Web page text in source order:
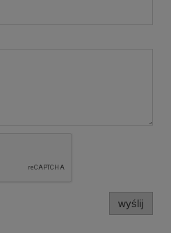
wyślij